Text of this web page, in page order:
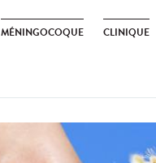
MÉNINGOCOQUE CLINIQUE